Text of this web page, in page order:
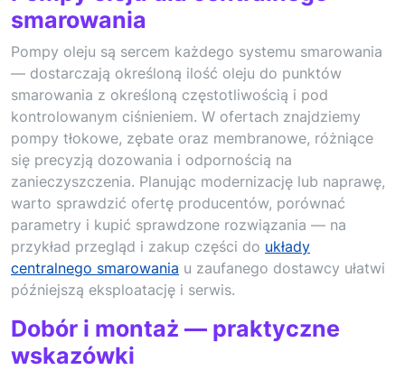
smarowania
Pompy oleju są sercem każdego systemu smarowania
— dostarczają określoną ilość oleju do punktów
smarowania z określoną częstotliwością i pod
kontrolowanym ciśnieniem. W ofertach znajdziemy
pompy tłokowe, zębate oraz membranowe, różniące
się precyzją dozowania i odpornością na
zanieczyszczenia. Planując modernizację lub naprawę,
warto sprawdzić ofertę producentów, porównać
parametry i kupić sprawdzone rozwiązania — na
przykład przegląd i zakup części do układy
centralnego smarowania u zaufanego dostawcy ułatwi
późniejszą eksploatację i serwis.
Dobór i montaż — praktyczne
wskazówki